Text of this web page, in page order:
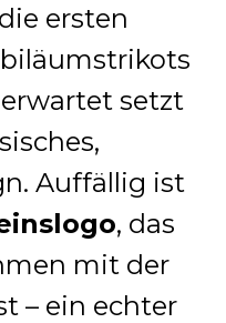
ersten
setzt
Auffällig ist
, das
mit der
– ein echter